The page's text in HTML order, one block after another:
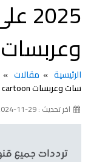
وعربسات Kids cartoon
الرئيسية مقالات
سات وعربسات Kids cartoon
اخر تحديث : 29-11-2024